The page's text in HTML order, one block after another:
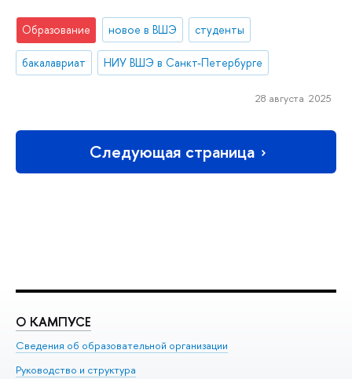
Образование новое в ВШЭ студенты
бакалавриат НИУ ВШЭ в Санкт-Петербурге
28 августа 2025
Следующая страница
О КАМПУСЕ
Сведения об образовательной организации
Руководство и структура